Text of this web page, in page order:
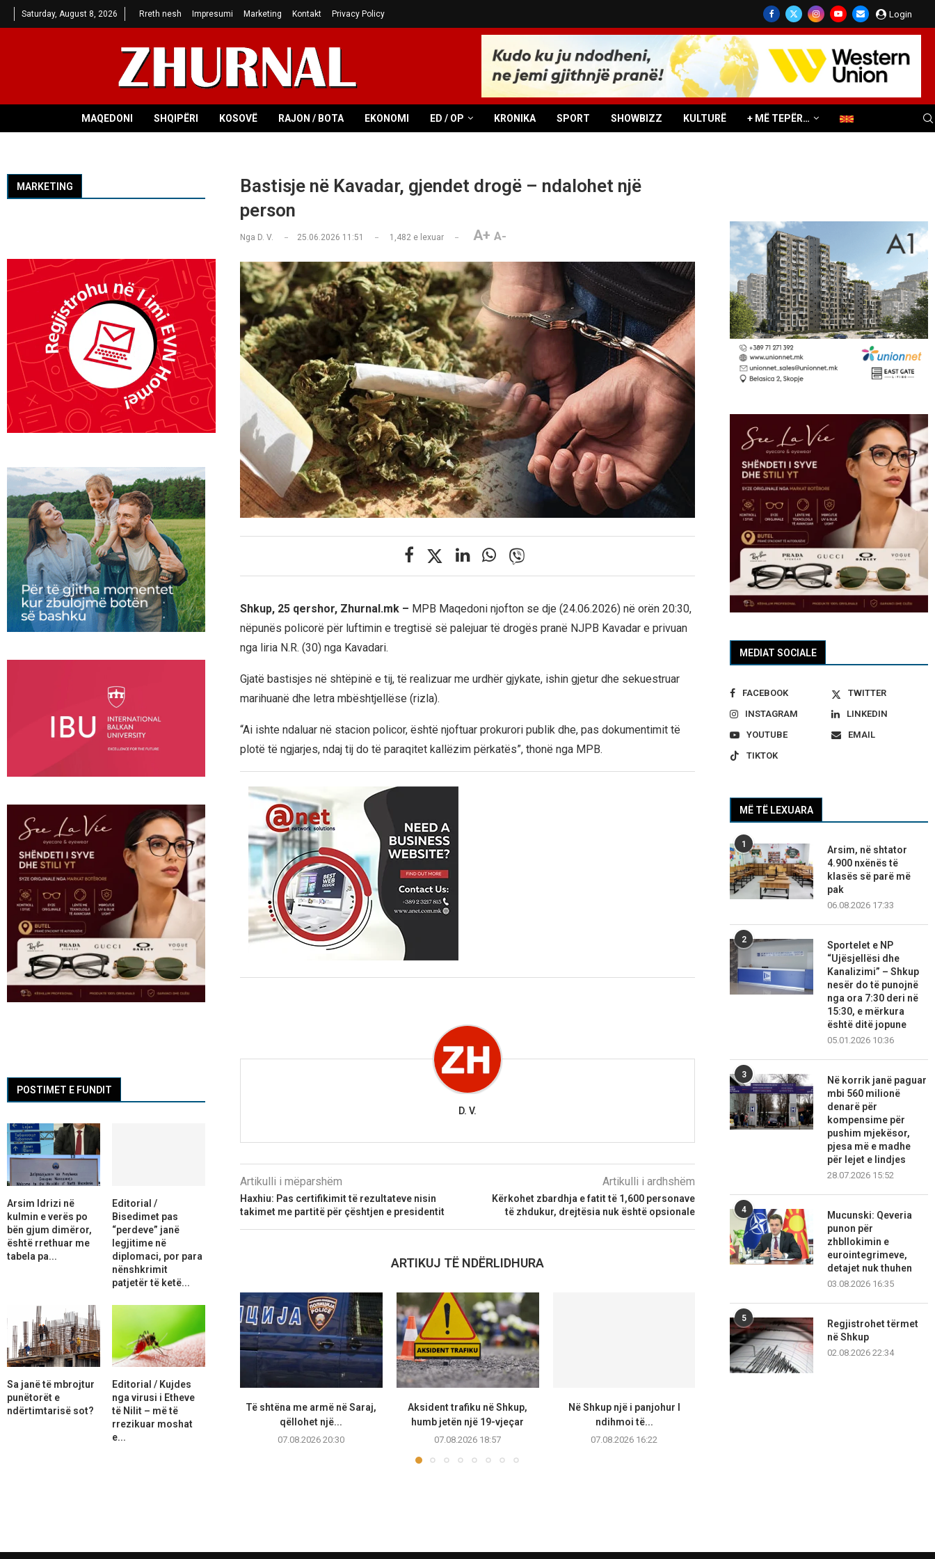
Saturday, August 8, 2026 Rreth nesh Impresumi Marketing Kontakt Privacy Policy Login
MAQEDONI SHQIPËRI KOSOVË RAJON / BOTA EKONOMI ED / OP KRONIKA SPORT SHOWBIZZ KULTURË + MË TEPËR…
Bastisje në Kavadar, gjendet drogë – ndalohet një
person
Nga D. V. 25.06.2026 11:51 1,482e lexuar A+ A-
Shkup, 25 qershor, Zhurnal.mk – MPB Maqedoni njofton se dje (24.06.2026) në orën 20:30,
nëpunës policorë për luftimin e tregtisë së palejuar të drogës pranë NJPB Kavadar e privuan
nga liria N.R. (30) nga Kavadari.
Gjatë bastisjes në shtëpinë e tij, të realizuar me urdhër gjykate, ishin gjetur dhe sekuestruar
marihuanë dhe letra mbështjellëse (rizla).
“Ai ishte ndaluar në stacion policor, është njoftuar prokurori publik dhe, pas dokumentimit të
plotë të ngjarjes, ndaj tij do të paraqitet kallëzim përkatës”, thonë nga MPB.
D. V.
Artikulli i mëparshëm
Haxhiu: Pas certifikimit të rezultateve nisin
takimet me partitë për çështjen e presidentit
Artikulli i ardhshëm
Kërkohet zbardhja e fatit të 1,600 personave
të zhdukur, drejtësia nuk është opsionale
ARTIKUJ TË NDËRLIDHURA
Të shtëna me armë në Saraj,
qëllohet një...
07.08.2026 20:30
Aksident trafiku në Shkup,
humb jetën një 19-vjeçar
07.08.2026 18:57
Në Shkup një i panjohur I
ndihmoi të...
07.08.2026 16:22
MEDIAT SOCIALE
FACEBOOK
TWITTER
INSTAGRAM
LINKEDIN
YOUTUBE
EMAIL
TIKTOK
MË TË LEXUARA
1
Arsim, në shtator
4.900 nxënës të
klasës së parë më
pak
06.08.2026 17:33
2
Sportelet e NP
“Ujësjellësi dhe
Kanalizimi” – Shkup
nesër do të punojnë
nga ora 7:30 deri në
15:30, e mërkura
është ditë jopune
05.01.2026 10:36
3
Në korrik janë paguar
mbi 560 milionë
denarë për
kompensime për
pushim mjekësor,
pjesa më e madhe
për lejet e lindjes
28.07.2026 15:52
4
Mucunski: Qeveria
punon për
zhbllokimin e
eurointegrimeve,
detajet nuk thuhen
03.08.2026 16:35
5
Regjistrohet tërmet
në Shkup
02.08.2026 22:34
MARKETING
POSTIMET E FUNDIT
Arsim Idrizi në
kulmin e verës po
bën gjum dimëror,
është rrethuar me
tabela pa...
Editorial /
Bisedimet pas
“perdeve” janë
legjitime në
diplomaci, por para
nënshkrimit
patjetër të ketë...
Sa janë të mbrojtur
punëtorët e
ndërtimtarisë sot?
Editorial / Kujdes
nga virusi i Etheve
të Nilit – më të
rrezikuar moshat
e...